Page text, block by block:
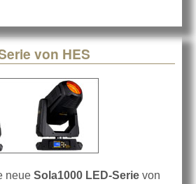
von HES
neue Sola1000 LED-Serie von